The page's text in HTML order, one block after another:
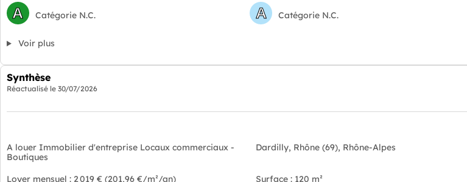
A Catégorie N.C. A Catégorie N.C.
Voir plus
Synthèse
Réactualisé le 30/07/2026
A louer Immobilier d'entreprise Locaux commerciaux -
Boutiques
Dardilly, Rhône (69), Rhône-Alpes
Loyer mensuel : 2 019 € (201,96 €/m²/an) Surface : 120 m²